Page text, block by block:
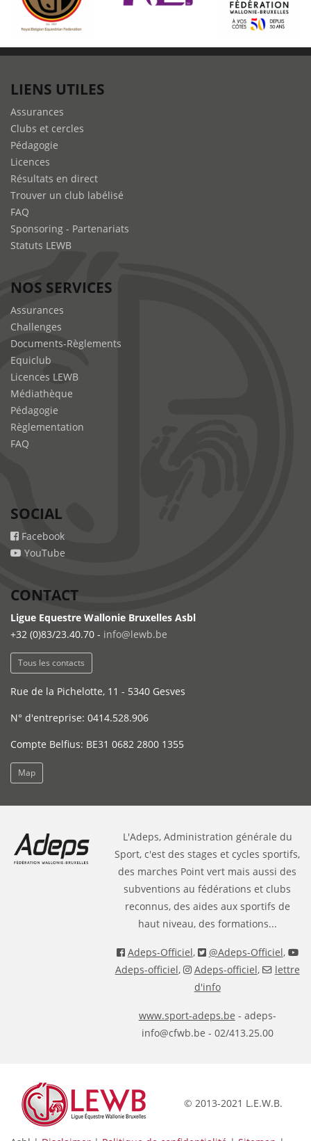
LIENS UTILES
Assurances
Clubs et cercles
Pédagogie
Licences
Résultats en direct
Trouver un club labélisé
FAQ
Sponsoring - Partenariats
Statuts LEWB
NOS SERVICES
Assurances
Challenges
Documents-Règlements
Equiclub
Licences LEWB
Médiathèque
Pédagogie
Règlementation
FAQ
SOCIAL
Facebook
YouTube
CONTACT
Ligue Equestre Wallonie Bruxelles Asbl
+32 (0)83/23.40.70 - info@lewb.be
Tous les contacts
Rue de la Pichelotte, 11 - 5340 Gesves
N° d'entreprise: 0414.528.906
Compte Belfius: BE31 0682 2800 1355
Map
L'Adeps, Administration générale du
Sport, c'est des stages et cycles sportifs,
des marches Point vert mais aussi des
subventions au fédérations et clubs
reconnus, des aides aux sportifs de
haut niveau, des formations...
Adeps-Officiel, @Adeps-Officiel,
Adeps-officiel, Adeps-officiel,
lettre
d'info
www.sport-adeps.be - adeps-
info@cfwb.be - 02/413.25.00
© 2013-2021 L.E.W.B.